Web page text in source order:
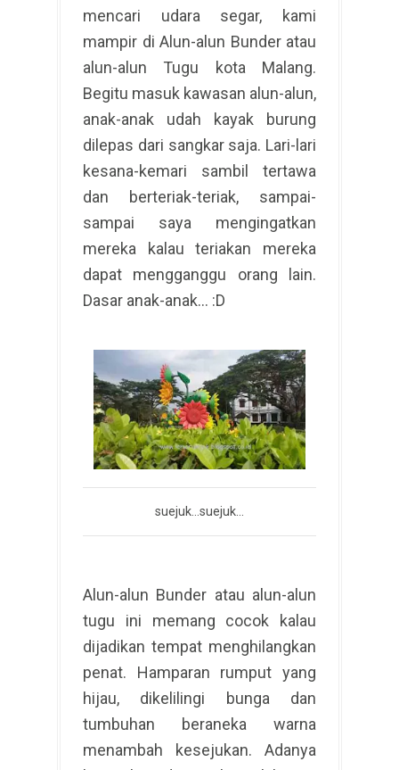
mencari udara segar, kami
mampir di Alun-alun Bunder atau
alun-alun Tugu kota Malang.
Begitu masuk kawasan alun-alun,
anak-anak udah kayak burung
dilepas dari sangkar saja. Lari-lari
kesana-kemari sambil tertawa
dan berteriak-teriak, sampai-
sampai saya mengingatkan
mereka kalau teriakan mereka
dapat mengganggu orang lain.
Dasar anak-anak... :D
suejuk...suejuk...
Alun-alun Bunder atau alun-alun
tugu ini memang cocok kalau
dijadikan tempat menghilangkan
penat. Hamparan rumput yang
hijau, dikelilingi bunga dan
tumbuhan beraneka warna
menambah kesejukan. Adanya